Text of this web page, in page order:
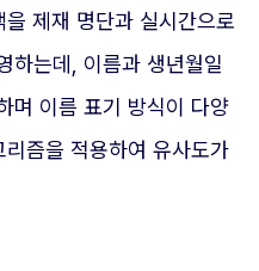
제재 명단과 실시간으로
하는데, 이름과 생년월일
며 이름 표기 방식이 다양
즘을 적용하여 유사도가